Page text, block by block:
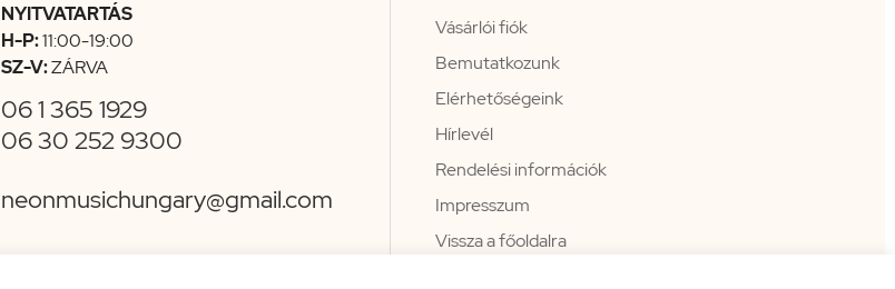
NYITVATARTÁS
H-P:11:00-19:00
SZ-V:ZÁRVA
06 1 365 1929
06 30 252 9300
neonmusichungary@gmail.com
Vásárlói fiók
Bemutatkozunk
Elérhetőségeink
Hírlevél
Rendelési információk
Impresszum
Vissza a főoldalra